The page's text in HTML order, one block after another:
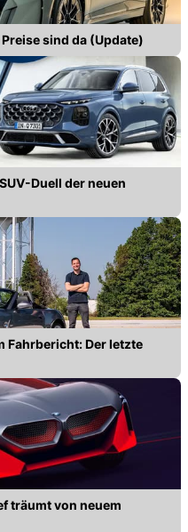
sind da (Update)
Duell der neuen
Fahrbericht: Der letzte
träumt von neuem